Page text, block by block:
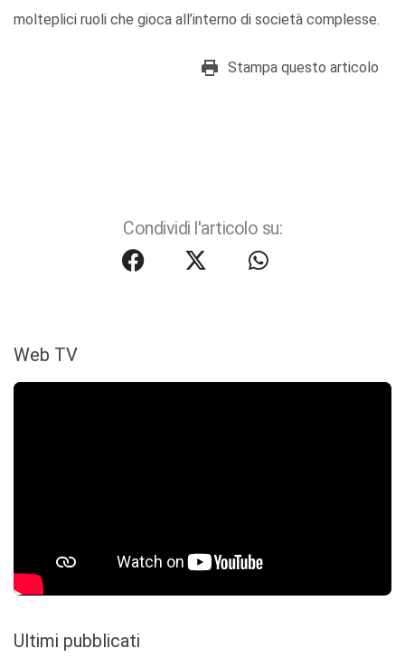
molteplici ruoli che gioca all’interno di società complesse.
Stampa questo articolo
Condividi l'articolo su:
Web TV
Ultimi pubblicati